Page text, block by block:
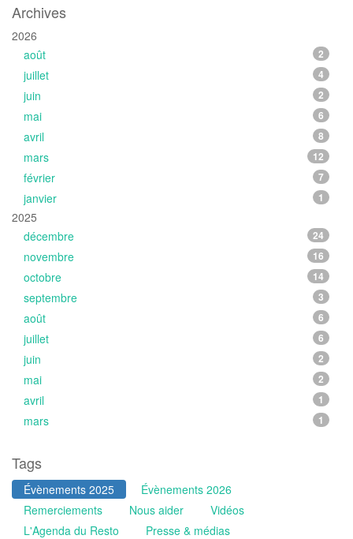
Archives
2026
août
2
juillet 4
juin 2
mai 6
avril 8
mars 12
février 7
janvier 1
2025
décembre
24
novembre 16
octobre 14
septembre 3
août 6
juillet 6
juin 2
mai 2
avril 1
mars 1
Tags
Évènements 2025
Évènements 2026
Remerciements
Nous aider
Vidéos
L'Agenda du Resto
Presse & médias